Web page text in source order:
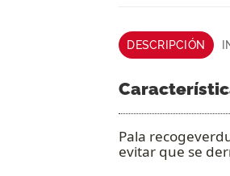
DESCRIPCIÓN
Pala
evitar que se